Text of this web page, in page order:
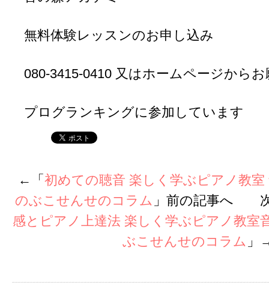
無料体験レッスンのお申し込み
080-3415-0410 又はホームページから
プログランキングに参加しています
←「 初めての聴音 楽しく学ぶピアノ教
のぶこせんせのコラム 」前の記事へ
感とピアノ上達法 楽しく学ぶピアノ教室
ぶこせんせのコラム 」